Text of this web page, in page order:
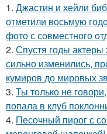
1. Джастин и хейли
отметили восьмую
фото с совместного
2. Спустя годы
сильно изменились,
кумиров до мировых
3. Ты только не
попала в клуб
4. Песочный пирог с